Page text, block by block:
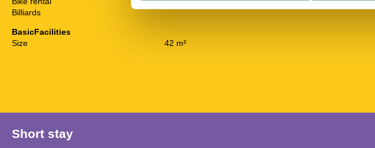
Billiards
BasicFacilities
Size
42 m²
Short stay